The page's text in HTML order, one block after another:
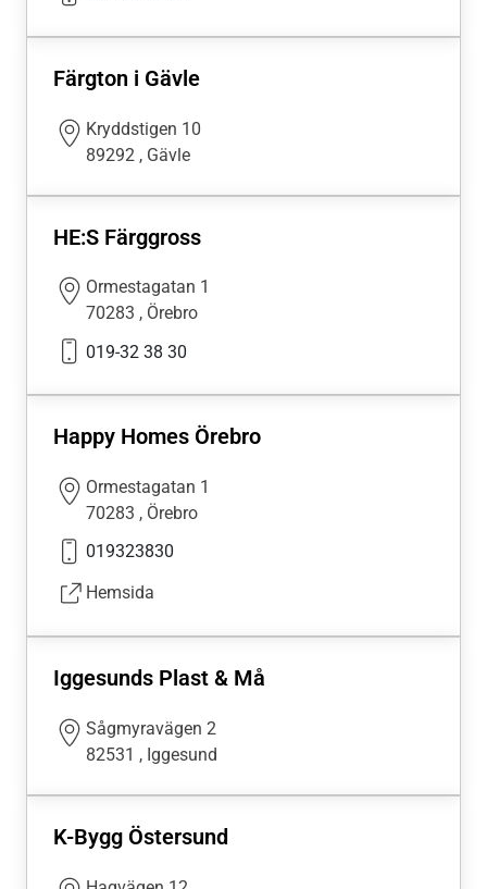
Färgton i Gävle
Kryddstigen 10
89292 , Gävle
HE:S Färggross
Ormestagatan 1
70283 , Örebro
019-32 38 30
Happy Homes Örebro
Ormestagatan 1
70283 , Örebro
019323830
Hemsida
Iggesunds Plast & Må
Sågmyravägen 2
82531 , Iggesund
K-Bygg Östersund